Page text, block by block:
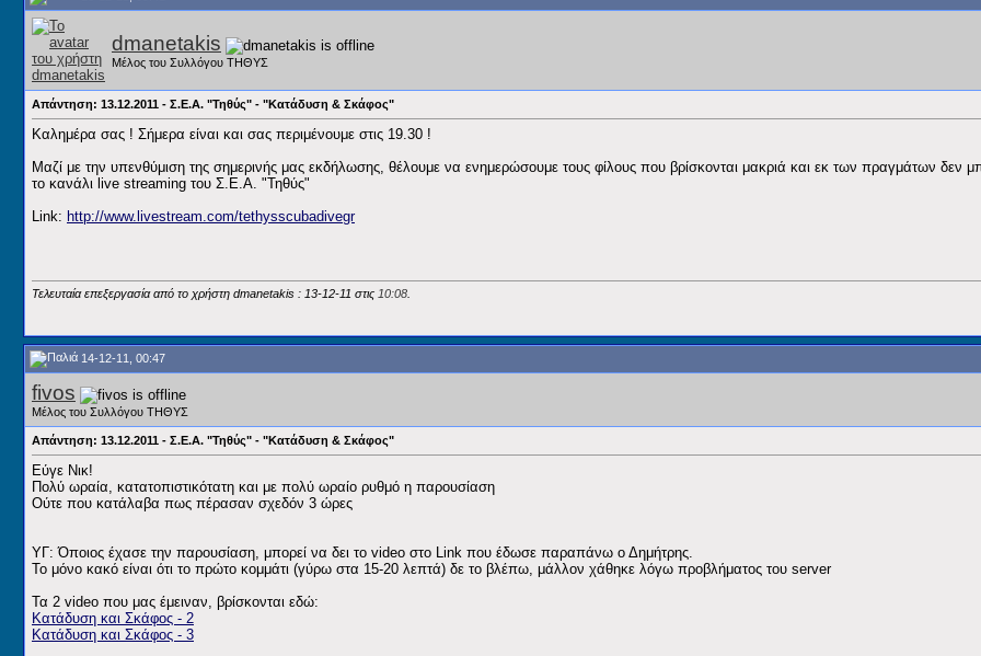
dmanetakis
Μέλος του Συλλόγου ΤΗΘΥΣ
Απάντηση: 13.12.2011 - Σ.Ε.Α. "Τηθύς" - "Κατάδυση & Σκάφος"
Καλημέρα σας ! Σήμερα είναι και σας περιμένουμε στις 19.30 !
Μαζί με την υπενθύμιση της σημερινής μας εκδήλωσης, θέλουμε να ενημερώσουμε τους φίλους που βρίσκονται μακριά και εκ των πραγμάτων δεν
το κανάλι live streaming του Σ.Ε.Α. "Τηθύς"
Link: http://www.livestream.com/tethysscubadivegr
Τελευταία επεξεργασία από το χρήστη dmanetakis : 13-12-11 στις 10:08
14-12-11, 00:47
fivos
Μέλος του Συλλόγου ΤΗΘΥΣ
Απάντηση: 13.12.2011 - Σ.Ε.Α. "Τηθύς" - "Κατάδυση & Σκάφος"
Εύγε Νικ!
Πολύ ωραία, κατατοπιστικότατη και με πολύ ωραίο ρυθμό η παρουσίαση
Ούτε που κατάλαβα πως πέρασαν σχεδόν 3 ώρες
ΥΓ: Όποιος έχασε την παρουσίαση, μπορεί να δει το video στο Link που έδωσε παραπάνω ο Δημήτρης.
Το μόνο κακό είναι ότι το πρώτο κομμάτι (γύρω στα 15-20 λεπτά) δε το βλέπω, μάλλον χάθηκε λόγω προβλήματος του server
Τα 2 video που μας έμειναν, βρίσκονται εδώ:
Κατάδυση και Σκάφος - 2
Κατάδυση και Σκάφος - 3